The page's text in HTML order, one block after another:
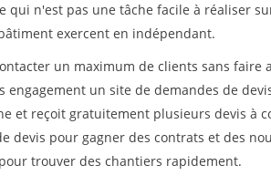
qui n'est pas une tâche facile à réaliser
exercent en indépendant.
un maximum de clients sans faire
engagement un site de demandes de
et reçoit gratuitement plusieurs devis à
devis pour gagner des contrats et des
trouver des chantiers rapidement.